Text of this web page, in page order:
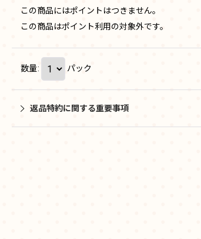
この商品にはポイントはつきません。
この商品はポイント利用の対象外です。
数量: パック
返品特約に関する重要事項